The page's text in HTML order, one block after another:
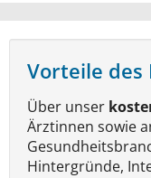
Vorteile des
Über unser
Ärztinnen sowie
Hintergründe,